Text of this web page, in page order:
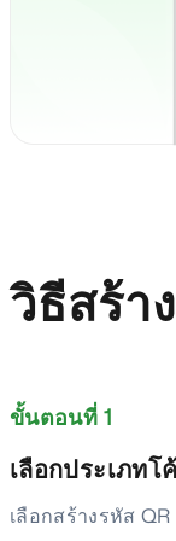
วิธีสร้า
ขั้นตอนที่ 1
เลือกประเภทโ
เลือกสร้างรหัส